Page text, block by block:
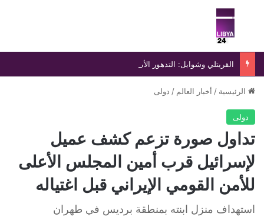
بحث عن
الرئيسية / أخبار العالم / دولى
دولى
تداول صورة تزعم كشف عميل
لإسرائيل قرب أمين المجلس الأعلى
للأمن القومي الإيراني قبل اغتياله
استهداف منزل ابنته بمنطقة برديس في طهران